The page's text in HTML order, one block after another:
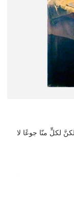
لكلٍّ منّا جوعًا لا